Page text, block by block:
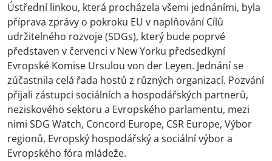
Ústřední linkou, která procházela všemi jednáními, byla
příprava zprávy o pokroku EU v naplňování Cílů
udržitelného rozvoje (SDGs), který bude poprvé
představen v červenci v New Yorku předsedkyní
Evropské Komise Ursulou von der Leyen. Jednání se
zúčastnila celá řada hostů z různých organizací. Pozvání
přijali zástupci sociálních a hospodářských partnerů,
neziskového sektoru a Evropského parlamentu, mezi
nimi SDG Watch, Concord Europe, CSR Europe, Výbor
regionů, Evropský hospodářský a sociální výbor a
Evropského fóra mládeže.